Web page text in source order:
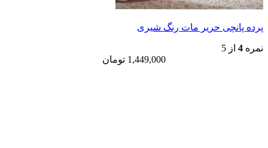
پرده پانچی حریر مات رنگ شیری
نمره4 از 5
1,449,000 تومان